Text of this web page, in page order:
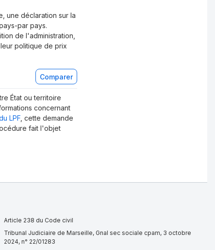
une déclaration sur la
par pays.
de l'administration,
politique de prix
Comparer
État ou territoire
concernant
LPF , cette demande
fait l'objet
Article 238 du Code civil
Tribunal Judiciaire de Marseille, Gnal sec sociale cpam, 3 octobre
2024, n° 22/01283